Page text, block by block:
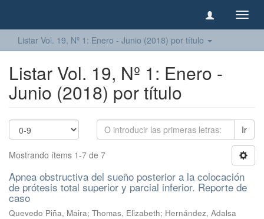
Listar Vol. 19, Nº 1: Enero - Junio (2018) por título
Listar Vol. 19, Nº 1: Enero -
Junio (2018) por título
Ir
Mostrando ítems 1-7 de 7
Apnea obstructiva del sueño posterior a la colocación
de prótesis total superior y parcial inferior. Reporte de
caso
Quevedo Piña, Maira; Thomas, Elizabeth; Hernández, Adalsa